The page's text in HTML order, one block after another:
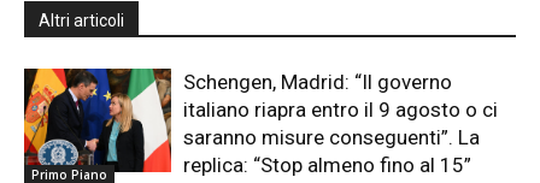
Altri articoli
Primo Piano
Schengen, Madrid: “Il governo
italiano riapra entro il 9 agosto o ci
saranno misure conseguenti”. La
replica: “Stop almeno fino al 15”